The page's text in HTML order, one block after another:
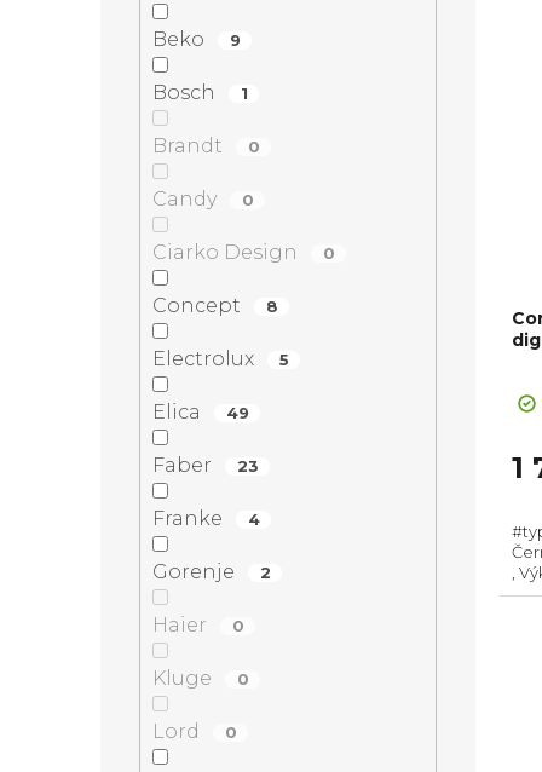
Beko 9
Bosch 1
Brandt 0
Candy 0
Ciarko Design 0
Concept 8
Electrolux 5
Elica 49
Faber 23
Franke 4
Gorenje 2
Haier 0
Kluge 0
Lord 0
je
5,0
5
1
#type1-D#!
Černá, Energetická
,